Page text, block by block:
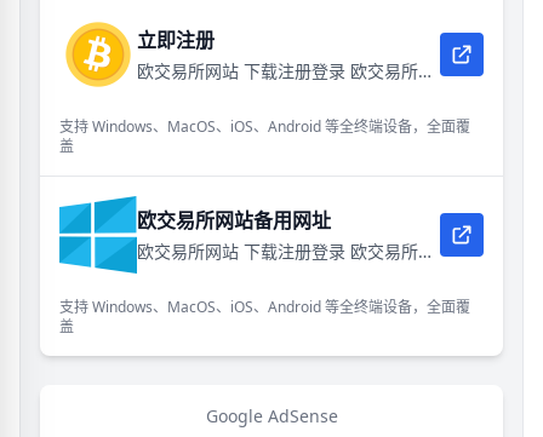
立即注册
欧交易所网站 下载注册登录 欧交易所电脑版网页版网址
支持 Windows、MacOS、iOS、Android 等全终端设备，全面覆
盖
欧交易所网站备用网址
欧交易所网站 下载注册登录 欧交易所电脑版网页版网址
支持 Windows、MacOS、iOS、Android 等全终端设备，全面覆
盖
Google AdSense